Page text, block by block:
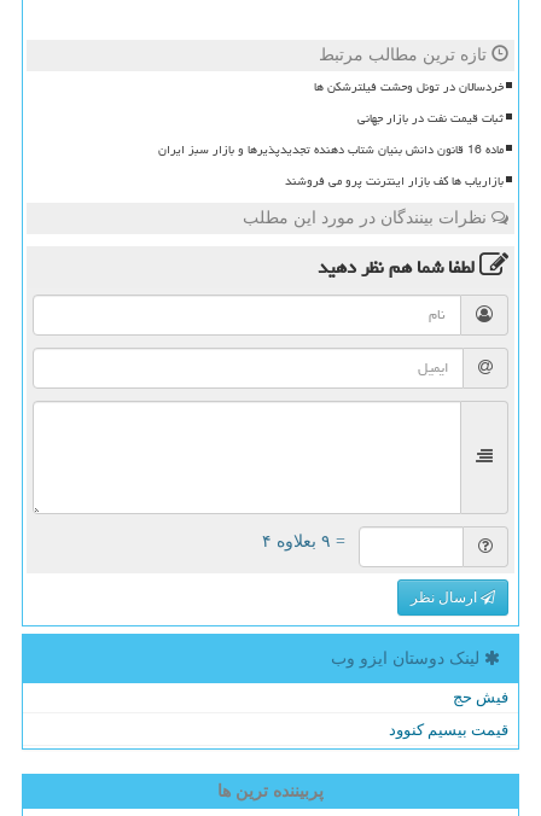
تازه ترین مطالب مرتبط
خردسالان در تونل وحشت فیلترشکن ها
ثبات قیمت نفت در بازار جهانی
ماده 16 قانون دانش بنیان شتاب دهنده تجدیدپذیرها و بازار سبز ایران
بازاریاب ها کف بازار اینترنت پرو می فروشند
نظرات بینندگان در مورد این مطلب
لطفا شما همنظر دهید
= ۹ بعلاوه ۴
ارسال نظر
لینک دوستان ایزو وب
فیش حج
قیمت بیسیم کنوود
پربیننده ترین ها